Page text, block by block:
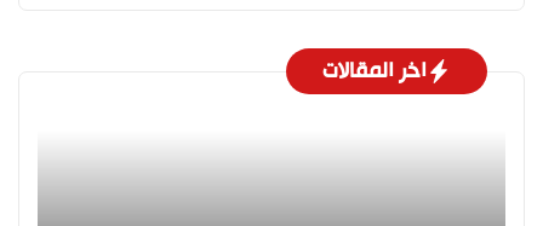
اخر المقالات